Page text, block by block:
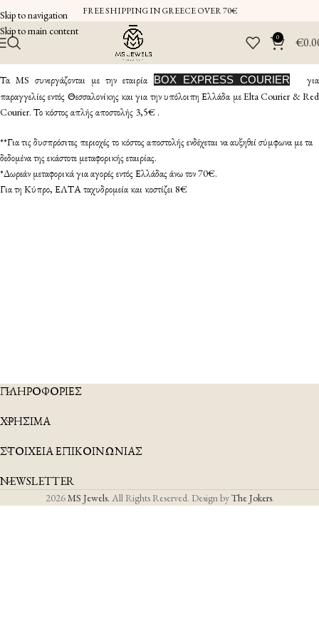
Skip to navigation
Skip to main content
FREE SHIPPING IN GREECE OVER 70€
0 €
Τα MS συνεργάζονται με την εταιρία BOX EXPRESS COURIER
για
παραγγελίες εντός Θεσσαλονίκης και για την υπόλοιπη Ελλάδα με Elta Courier & Red
Courier. Το κόστος απλής αποστολής 3,5€ .
**Για τις δυσπρόσιτες περιοχές το κόστος αποστολής ενδέχεται να αυξηθεί σύμφωνα με τα
δεδομένα της εκάστοτε μεταφορικής εταιρίας.
*Δωρεάν μεταφορικά για αγορές εντός Ελλάδας άνω τον 70€.
Για τη Κύπρο, ΕΛΤΑ ταχυδρομεία και κοστίζει 8€
ΠΛΗΡΟΦΟΡΙΕΣ
ΧΡΗΣΙΜΑ
ΣΤΟΙΧΕΙΑ ΕΠΙΚΟΙΝΩΝΙΑΣ
NEWSLETTER
2026MS Jewels. All Rights Reserved. Design byThe Jokers.